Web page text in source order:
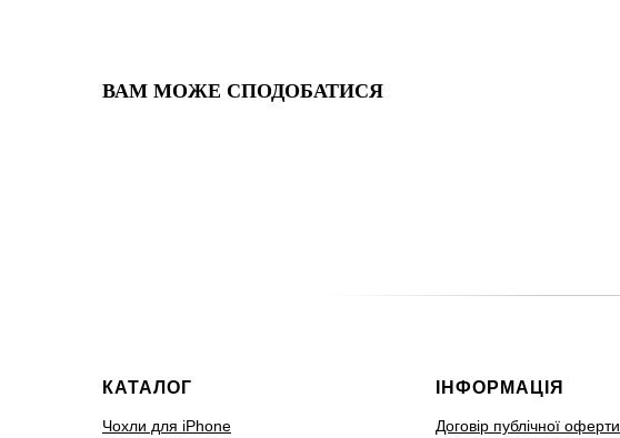
ВАМ МОЖЕ СПОДОБАТИСЯ
КАТАЛОГ
Чохли для iPhone
ІНФОРМАЦІЯ
Договір публічної оферти